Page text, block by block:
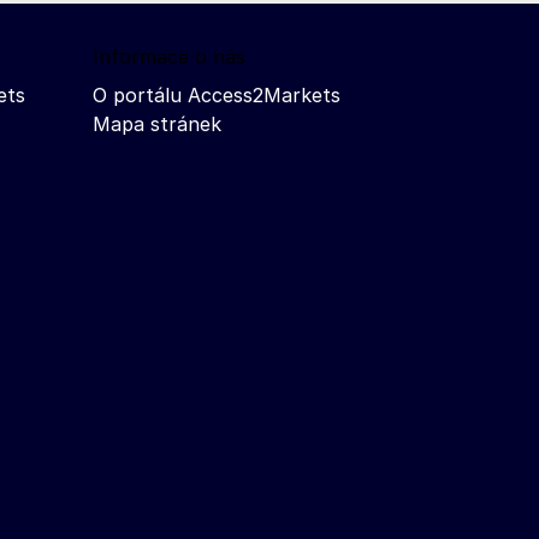
Informace o nás
O portálu Access2Markets
Mapa stránek